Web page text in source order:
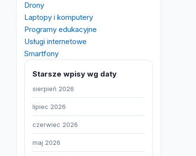
Drony
Laptopy i komputery
Programy edukacyjne
Usługi internetowe
Smartfony
Starsze wpisy wg daty
sierpień 2026
lipiec 2026
czerwiec 2026
maj 2026